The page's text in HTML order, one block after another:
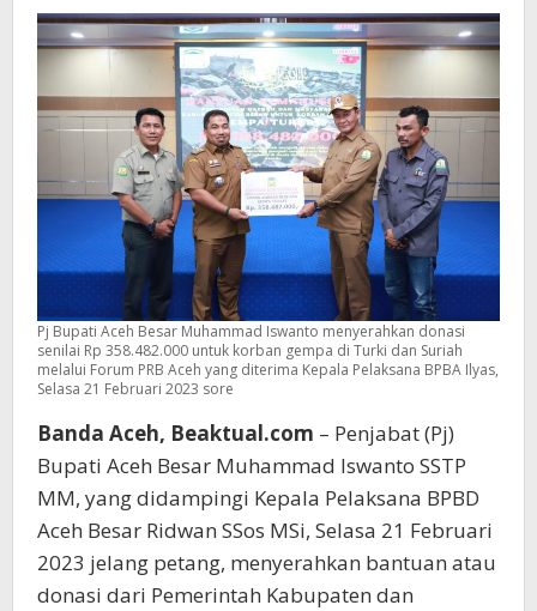
Pj Bupati Aceh Besar Muhammad Iswanto menyerahkan donasi
senilai Rp 358.482.000 untuk korban gempa di Turki dan Suriah
melalui Forum PRB Aceh yang diterima Kepala Pelaksana BPBA Ilyas,
Selasa 21 Februari 2023 sore
Banda Aceh, Beaktual.com – Penjabat (Pj)
Bupati Aceh Besar Muhammad Iswanto SSTP
MM, yang didampingi Kepala Pelaksana BPBD
Aceh Besar Ridwan SSos MSi, Selasa 21 Februari
2023 jelang petang, menyerahkan bantuan atau
donasi dari Pemerintah Kabupaten dan